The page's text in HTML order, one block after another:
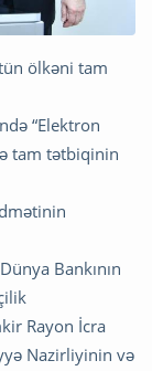
ölkəni tam
“Elektron
tam tətbiqinin
Bankının
Rayon İcra
Nazirliyinin və